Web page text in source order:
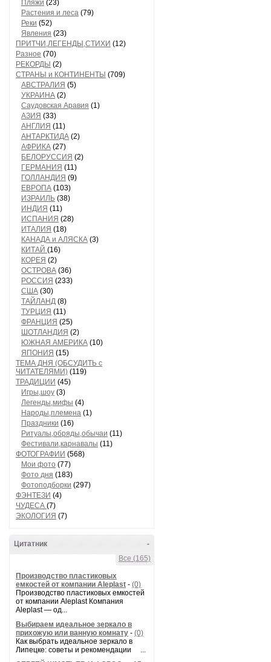
Пляжи (23)
Растения и леса (79)
Реки (52)
Явления (23)
ПРИТЧИ,ЛЕГЕНДЫ,СТИХИ (12)
Разное (70)
РЕКОРДЫ (2)
СТРАНЫ и КОНТИНЕНТЫ (709)
АВСТРАЛИЯ (5)
УКРАИНА (2)
Саудовская Аравия (1)
АЗИЯ (33)
АНГЛИЯ (11)
АНТАРКТИДА (2)
АФРИКА (27)
БЕЛОРУССИЯ (2)
ГЕРМАНИЯ (11)
ГОЛЛАНДИЯ (9)
ЕВРОПА (103)
ИЗРАИЛЬ (38)
ИНДИЯ (11)
ИСПАНИЯ (28)
ИТАЛИЯ (18)
КАНАДА и АЛЯСКА (3)
КИТАЙ (16)
КОРЕЯ (2)
ОСТРОВА (36)
РОССИЯ (233)
США (30)
ТАЙЛАНД (8)
ТУРЦИЯ (11)
ФРАНЦИЯ (25)
ШОТЛАНДИЯ (2)
ЮЖНАЯ АМЕРИКА (10)
ЯПОНИЯ (15)
ТЕМА ДНЯ (ОБСУДИТЬ с
ЧИТАТЕЛЯМИ) (119)
ТРАДИЦИИ (45)
Игры,шоу (3)
Легенды,мифы (4)
Народы,племена (1)
Праздники (16)
Ритуалы,обряды,обычаи (11)
Фестивали,карнавалы (11)
ФОТОГРАФИИ (568)
Мои фото (77)
Фото дня (183)
Фотоподборки (297)
ФЭНТЕЗИ (4)
ЧУДЕСА (7)
ЭКОЛОГИЯ (7)
-
Цитатник
Все (165)
Производство пластиковых
емкостей от компании Aleplast - (0)
Производство пластиковых емкостей
от компании Aleplast Компания
Aleplast — од...
Выбираем идеальное зеркало в
прихожую или ванную комнату - (0)
Как выбрать идеальное зеркало в
Липецке: советы и рекомендации ...